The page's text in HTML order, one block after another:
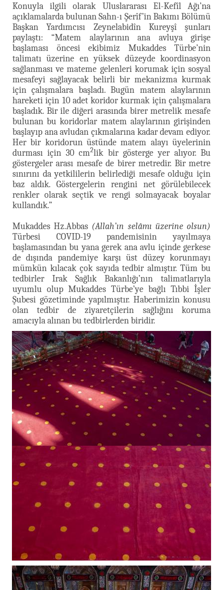
Konuyla ilgili olarak Uluslararası El-Kefîl Ağı’na
açıklamalarda bulunan Sahn-ı Şerîf’in Bakımı Bölümü
Başkan Yardımcısı Zeynelabidîn Kureyşî şunları
paylaştı: “Matem alaylarının ana avluya girişe
başlaması öncesi ekibimiz Mukaddes Türbe’nin
talimatı üzerine en yüksek düzeyde koordinasyon
sağlanması ve mateme gelenleri korumak için sosyal
mesafeyi sağlayacak belirli bir mekanizma kurmak
için çalışmalara başladı. Bugün matem alaylarının
hareketi için 10 adet koridor kurmak için çalışmalara
başladık. Bir ile diğeri arasında birer metrelik mesafe
bulunan bu koridorlar matem alaylarının girişinden
başlayıp ana avludan çıkmalarına kadar devam ediyor.
Her bir koridorun üstünde matem alayı üyelerinin
durması için 30 cm2lik bir gösterge yer alıyor. Bu
göstergeler arası mesafe de birer metredir. Bir metre
sınırını da yetkililerin belirlediği mesafe olduğu için
baz aldık. Göstergelerin rengini net görülebilecek
renkler olarak seçtik ve rengi solmayacak boyalar
kullandık.”
Mukaddes Hz.Abbas (Allah’ın selâmı üzerine olsun)
Türbesi COVID-19 pandemisinin yayılmaya
başlamasından bu yana gerek ana avlu içinde gerkese
de dışında pandemiye karşı üst düzey korunmayı
mümkün kılacak çok sayıda tedbir almıştır. Tüm bu
tedbirler Irak Sağlık Bakanlığı’nın talimatlarıyla
uyumlu olup Mukaddes Türbe’ye bağlı Tıbbi İşler
Şubesi gözetiminde yapılmıştır. Haberimizin konusu
olan tedbir de ziyaretçilerin sağlığını koruma
amacıyla alınan bu tedbirlerden biridir.